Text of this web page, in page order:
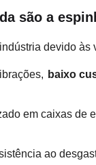
são a
devido
baixo
em caixas de
ao